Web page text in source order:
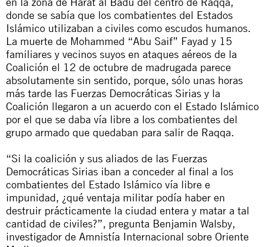
donde se sabía que los combatientes del Estados
Islámico utilizaban a civiles como escudos humanos.
La muerte de Mohammed “Abu Saif” Fayad y 15
familiares y vecinos suyos en ataques aéreos de la
Coalición el 12 de octubre de madrugada parece
absolutamente sin sentido, porque, sólo unas horas
más tarde las Fuerzas Democráticas Sirias y la
Coalición llegaron a un acuerdo con el Estado Islámico
por el que se daba vía libre a los combatientes del
grupo armado que quedaban para salir de Raqqa.
“Si la coalición y sus aliados de las Fuerzas
Democráticas Sirias iban a conceder al final a los
combatientes del Estado Islámico vía libre e
impunidad, ¿qué ventaja militar podía haber en
destruir prácticamente la ciudad entera y matar a tal
cantidad de civiles?”, pregunta Benjamin Walsby,
investigador de Amnistía Internacional sobre Oriente